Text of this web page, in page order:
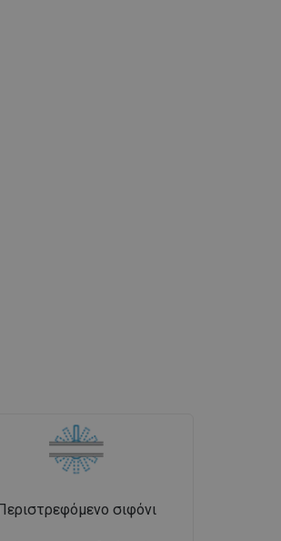
Περιστρεφόμενο σιφόνι